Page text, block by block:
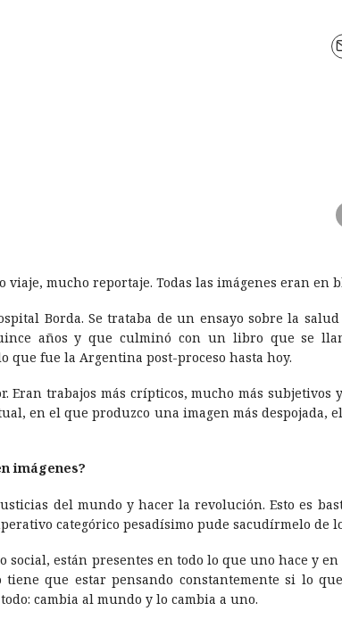
mucho reportaje. Todas las imágenes eran en
Borda. Se trataba de un ensayo sobre la
años y que culminó con un libro que se
fue la Argentina post-proceso hasta hoy.
trabajos más crí­pticos, mucho más subjetivos
en el que produzco una imagen más despojada,
imágenes?
del mundo y hacer la revolución. Esto es
categórico pesadí­simo pude sacudí­rmelo de
social, están presentes en todo lo que uno hace y
que estar pensando constantemente si lo
cambia al mundo y lo cambia a uno.